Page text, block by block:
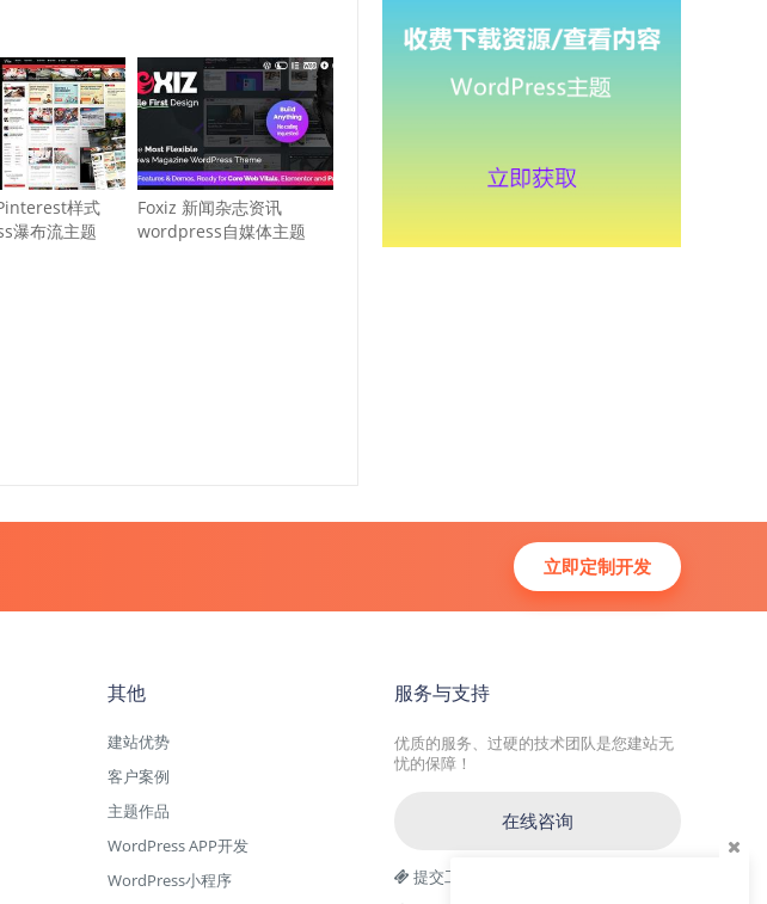
样式
瀑布流主题
Foxiz 新闻杂志资讯
wordpress自媒体主题
立即定制开发
其他
建站优势
客户案例
主题作品
WordPress APP开发
WordPress小程序
服务与支持
优质的服务、过硬的技术团队是您建站无
忧的保障！
在线咨询
提交工单